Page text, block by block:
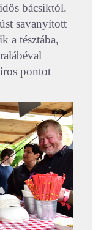
bácsiktól.
savanyított
a tésztába,
pontot